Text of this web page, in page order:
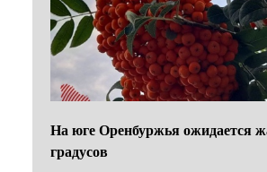
На юге Оренбуржья ожидается
градусов